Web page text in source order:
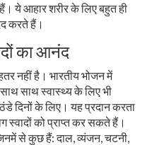
ये आहार शरीर के लिए बहुत ही
करते हैं।
का आनंद
नहीं है। भारतीय भोजन में
साथ स्वास्थ्य के लिए भी
दिनों के लिए। यह प्रदान करता
को प्राप्त कर सकते हैं।
से कुछ हैं: दाल, व्यंजन, चटनी,